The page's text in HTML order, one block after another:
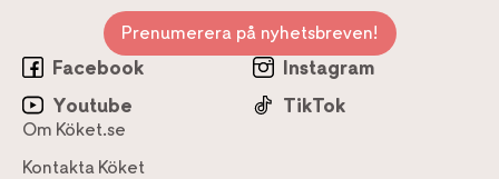
Prenumerera på nyhetsbreven!
Facebook
Instagram
Youtube
TikTok
Om Köket.se
Kontakta Köket